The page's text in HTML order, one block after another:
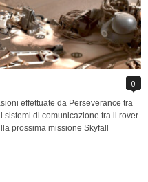
0
effettuate da Perseverance tra
sistemi di comunicazione tra il rover
prossima missione Skyfall